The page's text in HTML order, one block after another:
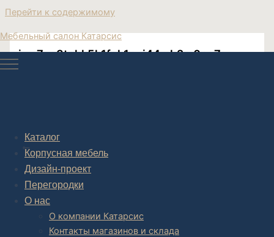
Перейти к содержимому
Мебельный салон Катарсис
Каталог
Корпусная мебель
Дизайн-проект
Перегородки
О нас
О компании Катарсис
Контакты магазинов и склада
izw7xg3tohk5h1fqk1nuj44mh2m0pe7g
Post navigation